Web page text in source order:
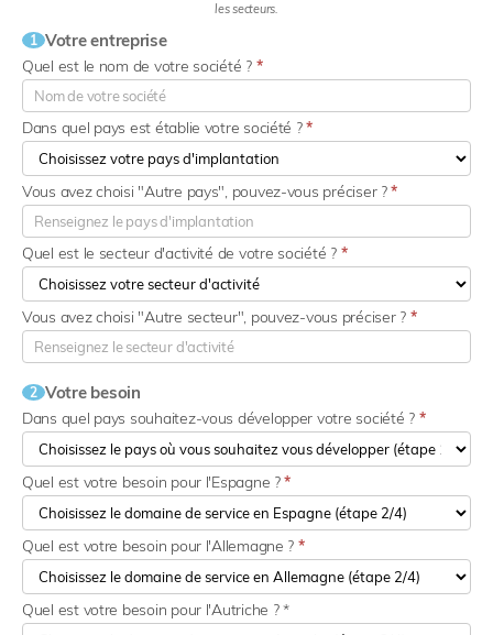
les secteurs.
1 Votre entreprise
Quel est le nom de votre société ? *
Dans quel pays est établie votre société ?*
Quel est le secteur d'activité de votre société ? *
Vous avez choisi "Autre pays", pouvez-vous préciser ?*
Vous avez choisi "Autre secteur", pouvez-vous préciser ? *
2 Votre besoin
Dans quel pays souhaitez-vous développer votre société ? *
Quel est votre besoin pour l'Espagne ?*
Quel est votre besoin pour l'Allemagne ? *
Quel est votre besoin pour l'Autriche ? *